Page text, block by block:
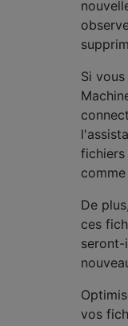
Si
fichiers
De
ces
seront-
vos